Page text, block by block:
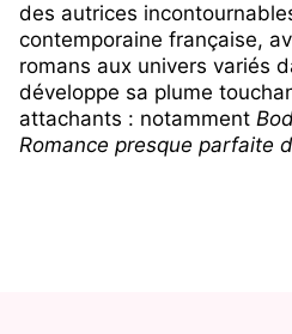
des autrices
contemporaine française,
romans aux univers variés
développe sa plume
attachants : notamment
Romance presque parfaite